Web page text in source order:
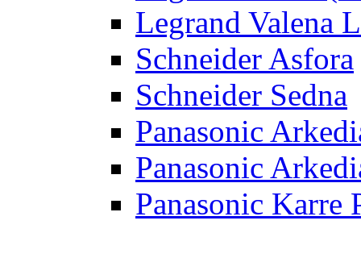
Legrand Valena
Schneider Asfora
Schneider Sedna
Panasonic
Panasonic
Panasonic Karre